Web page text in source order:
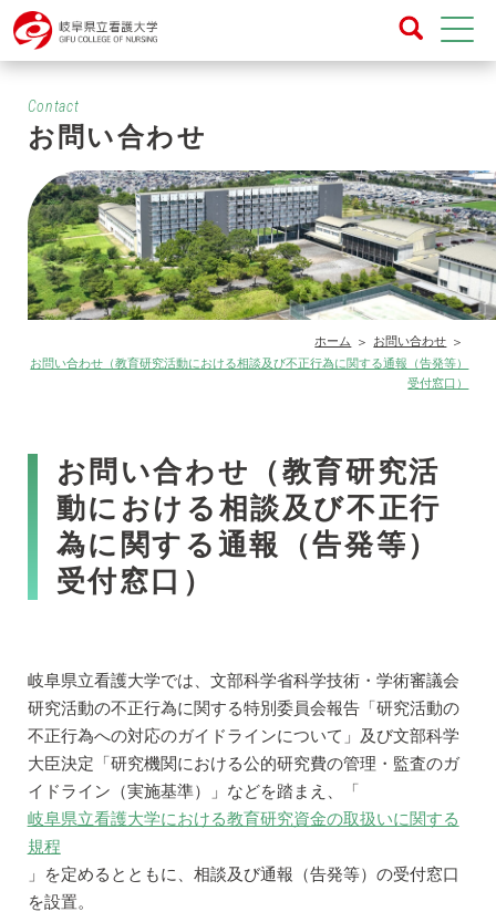
Contact
お問い合わせ
ホーム
お問い合わせ
お問い合わせ（教育研究活動における相談及び不正行為に関する通報（告発等）
受付窓口）
お問い合わせ（教育研究活
動における相談及び不正行
為に関する通報（告発等）
受付窓口）
岐阜県立看護大学では、文部科学省科学技術・学術審議会
研究活動の不正行為に関する特別委員会報告「研究活動の
不正行為への対応のガイドラインについて」及び文部科学
大臣決定「研究機関における公的研究費の管理・監査のガ
イドライン（実施基準）」などを踏まえ、「
岐阜県立看護大学における教育研究資金の取扱いに関する
規程
」を定めるとともに、相談及び通報（告発等）の受付窓口
を設置。